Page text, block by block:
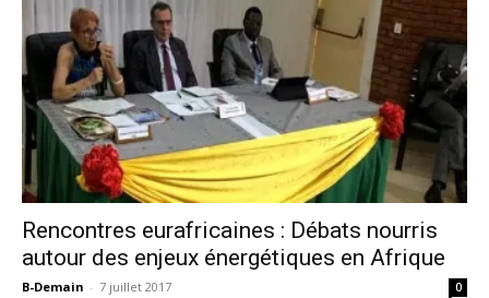
Rencontres eurafricaines : Débats nourris
autour des enjeux énergétiques en Afrique
B-Demain - 7 juillet 2017 0